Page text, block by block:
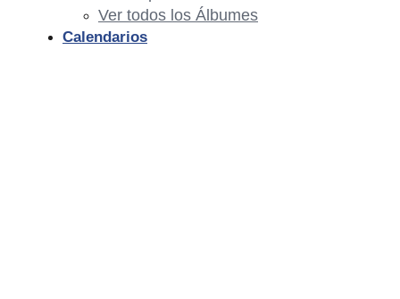
Ver todos los Álbumes
Calendarios